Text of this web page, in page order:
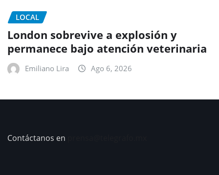
LOCAL
London sobrevive a explosión y
permanece bajo atención veterinaria
Emiliano Lira Ago 6, 2026
Contáctanos en